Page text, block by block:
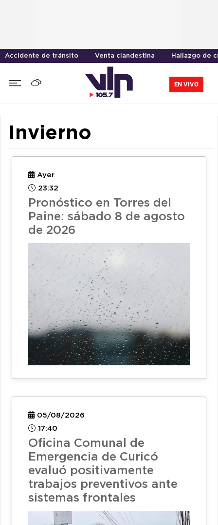
Accidente de tránsito Venta clandestina Hallazgo de
EN VIVO
Invierno
Ayer
23:32
Pronóstico en Torres del
Paine: sábado 8 de agosto
de 2026
05/08/2026
17:40
Oficina Comunal de
Emergencia de Curicó
evaluó positivamente
trabajos preventivos ante
sistemas frontales